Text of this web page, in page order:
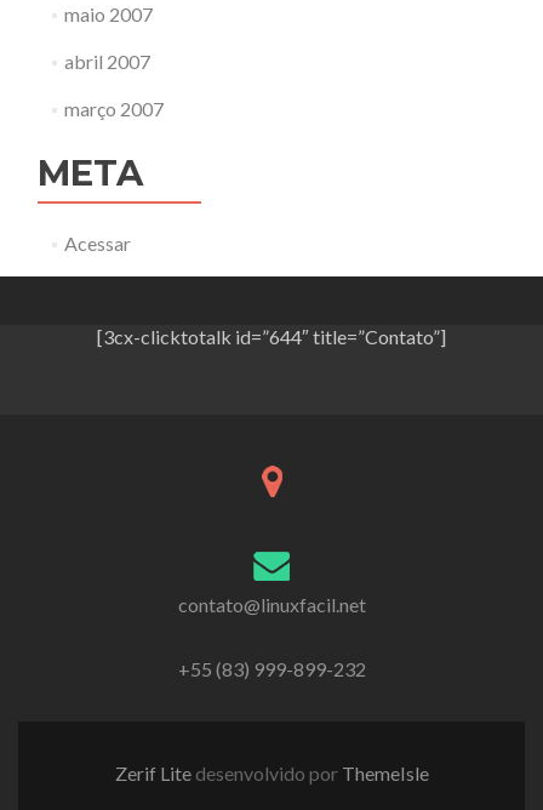
maio 2007
abril 2007
março 2007
META
Acessar
[3cx-clicktotalk id=”644″ title=”Contato”]
contato@linuxfacil.net
+55 (83) 999-899-232
Zerif Lite desenvolvido por ThemeIsle